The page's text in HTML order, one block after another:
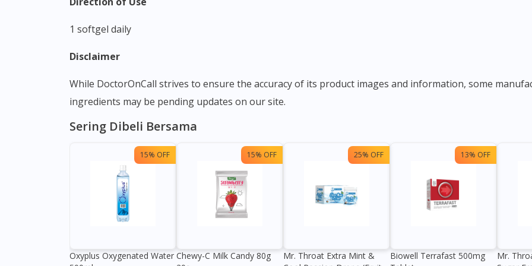
Visit DoctorOnCall Singapore
1 softgel daily
Disclaimer
While DoctorOnCall strives to ensure the accuracy of its product images and information, some manufacturing changes to packaging and/or
ingredients may be pending updates on our site.
Sering Dibeli Bersama
15% OFF
Oxyplus Oxygenated Water
15% OFF
Chewy-C Milk Candy 80g
25% OFF
Mr. Throat Extra Mint &
13% OFF
Biowell Terrafast 500mg
Mr.